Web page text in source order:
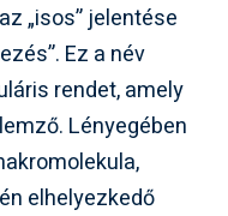
„isos” jelentése
Ez a név
rendet, amely
Lényegében
elhelyezkedő